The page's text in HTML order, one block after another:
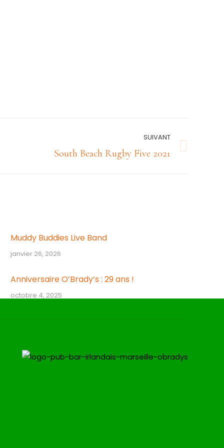
SUIVANT
South Beach Rugby Five 2021
Muddy Buddies Live Band
janvier 26, 2026
Anniversaire O’Brady’s : 29 ans !
octobre 4, 2025